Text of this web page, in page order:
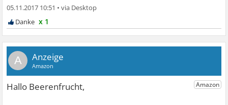
05.11.2017 10:51 •
x 1
A